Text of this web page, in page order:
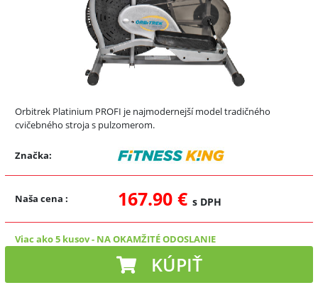
Orbitrek Platinium PROFI je najmodernejší model tradičného
cvičebného stroja s pulzomerom.
Značka:
Naša cena : 167.90 € s DPH
Viac ako 5 kusov- NA OKAMŽITÉ ODOSLANIE
KÚPIŤ